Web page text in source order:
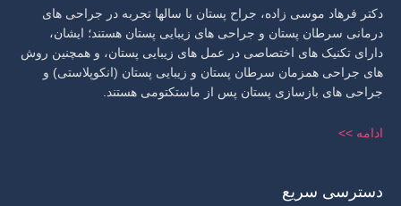
دکتر فرهاد موسی زاده، جراح پستان با سالها تجربه در جراحی های
درمانی سرطان پستان و جراحی های زیبایی پستان هستند؛ ایشان،
دارای تکنیک های اختصاصی در عمل های زیبایی پستان، و همچنین روش
های جراحی همزمان سرطان پستان و زیبایی پستان (انکوپلاستی) و
جراحی های بازسازی پستان پس از ماستکتومی هستند.
ادامه >>
دسترسی سریع